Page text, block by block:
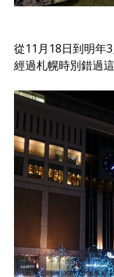
從11月18日到明年
經過札幌時別錯過這